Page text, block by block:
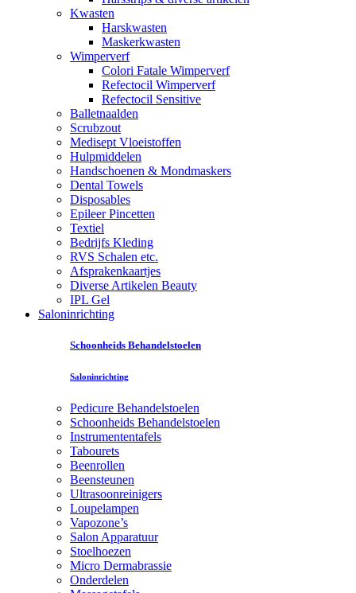
Kwasten
Harskwasten
Maskerkwasten
Wimperverf
Colori Fatale Wimperverf
Refectocil Wimperverf
Refectocil Sensitive
Balletnaalden
Scrubzout
Medisept Vloeistoffen
Hulpmiddelen
Handschoenen & Mondmaskers
Dental Towels
Disposables
Epileer Pincetten
Textiel
Bedrijfs Kleding
RVS Schalen etc.
Afsprakenkaartjes
Diverse Artikelen Beauty
IPL Gel
Saloninrichting
Schoonheids Behandelstoelen
Saloninrichting
Pedicure Behandelstoelen
Schoonheids Behandelstoelen
Instrumententafels
Tabourets
Beenrollen
Beensteunen
Ultrasoonreinigers
Loupelampen
Vapozone’s
Salon Apparatuur
Stoelhoezen
Micro Dermabrassie
Onderdelen